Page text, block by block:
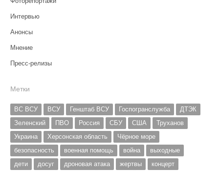
Интервью
Анонсы
Мнение
Пресс-релизы
Метки
ВС ВСУ ВСУ Генштаб ВСУ Госпогранслужба
ДТЭК
Зеленский
ПВО Россия СБУ США
Труханов
Украина
Херсонская область
Чёрное море
безопасность
военная помощь война
выходные
дети
досуг дроновая атака жертвы
концерт